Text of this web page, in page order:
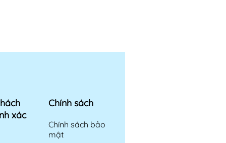
xác
Chính sách
Chính sách bảo
mật